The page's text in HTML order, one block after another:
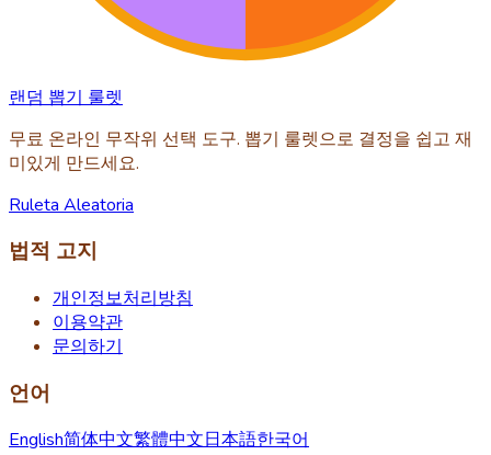
랜덤 뽑기 룰렛
무료 온라인 무작위 선택 도구. 뽑기 룰렛으로 결정을 쉽고 재
미있게 만드세요.
Ruleta Aleatoria
법적 고지
개인정보처리방침
이용약관
문의하기
언어
English简体中文繁體中文日本語한국어